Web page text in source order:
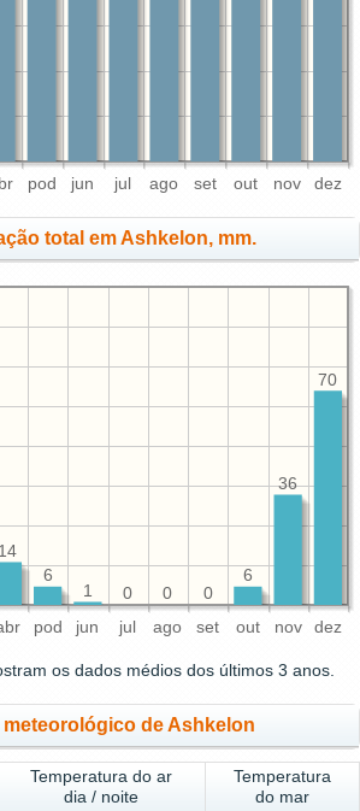
pod jun jul ago set out nov dez
total em Ashkelon, mm.
pod jun jul ago set out nov dez
70
36
6
0
0
0
1
6
14
os dados médios dos últimos 3 anos.
de Ashkelon
Temperatura do ar
dia / noite
Temperatura
do mar